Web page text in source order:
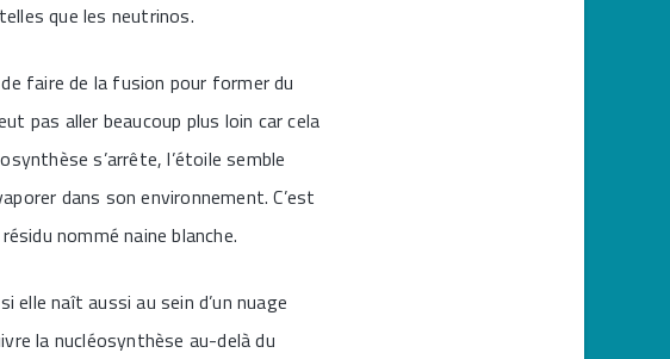
que les neutrinos.
faire de la fusion pour former du
pas aller beaucoup plus loin car cela
s’arrête, l’étoile semble
dans son environnement. C’est
nommé naine blanche.
elle naît aussi au sein d’un nuage
la nucléosynthèse au-delà du